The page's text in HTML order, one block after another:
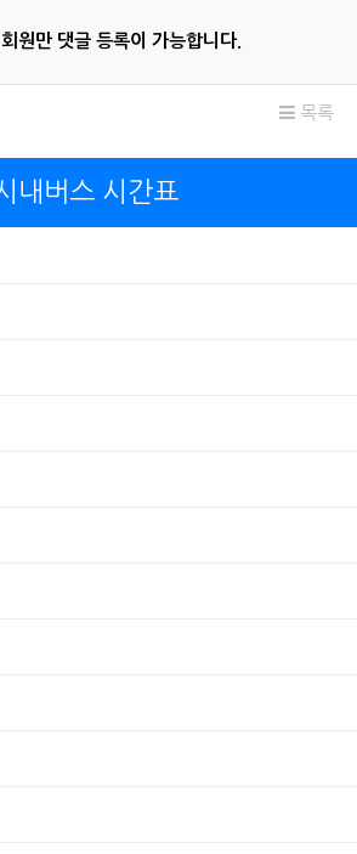
원만 댓글 등록이 가능합니다.
목록
내버스 시간표